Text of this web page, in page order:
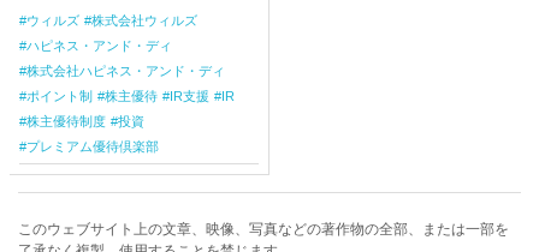
ウィルズ
株式会社ウィルズ
ハピネス・アンド・ディ
株式会社ハピネス・アンド・ディ
ポイント制
株主優待 IR支援
IR
株主優待制度
投資
プレミアム優待倶楽部
このウェブサイト上の文章、映像、写真などの著作物の全部、または一部を